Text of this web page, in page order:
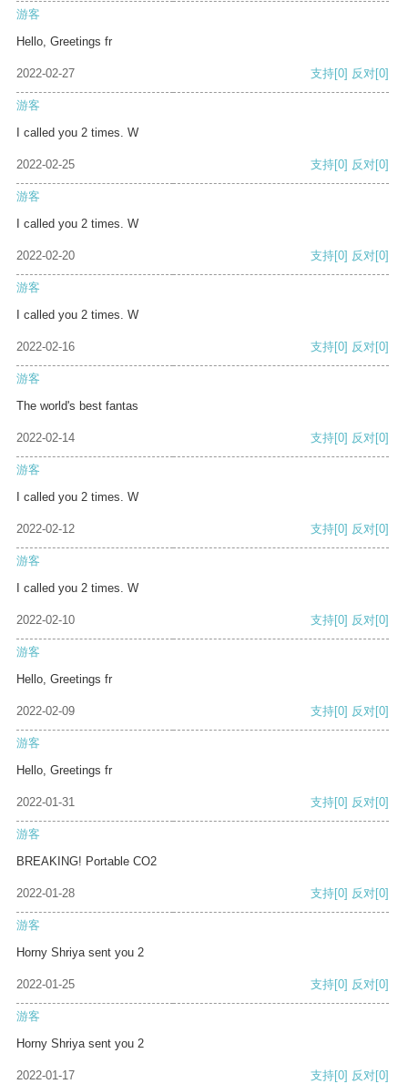
游客
Hello, Greetings fr
2022-02-27 支持[0] 反对[0]
游客
I called you 2 times. W
2022-02-25 支持[0] 反对[0]
游客
I called you 2 times. W
2022-02-20 支持[0] 反对[0]
游客
I called you 2 times. W
2022-02-16 支持[0] 反对[0]
游客
The world's best fantas
2022-02-14 支持[0] 反对[0]
游客
I called you 2 times. W
2022-02-12 支持[0] 反对[0]
游客
I called you 2 times. W
2022-02-10 支持[0] 反对[0]
游客
Hello, Greetings fr
2022-02-09 支持[0] 反对[0]
游客
Hello, Greetings fr
2022-01-31 支持[0] 反对[0]
游客
BREAKING! Portable CO2
2022-01-28 支持[0] 反对[0]
游客
Horny Shriya sent you 2
2022-01-25 支持[0] 反对[0]
游客
Horny Shriya sent you 2
2022-01-17 支持[0] 反对[0]